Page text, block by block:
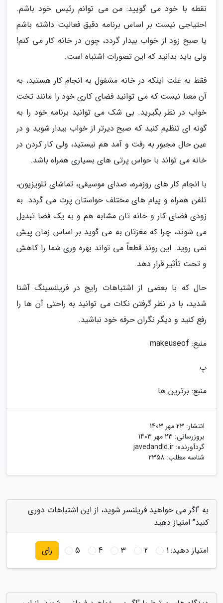
نقطه با خود می گویید: من می توانم رئیس خود باشم.
احتیاجی نیست بر اساس برنامه دقیق فعالیت داشته باشم
یا صبح زود از خواب بیدار گردد، چون در خانه کار می کنم!
ولی باید بدانید که این تصورات اشتباه است.
فقط به علت اینکه در خانه مشغول به انجام کار هستید، به
آن معنا نیست که می توانید فضای کاری خود را مانند تخت
خواب در نظر بگیرید. بی شک می توانید برنامه خود را به
گونه ای تنظیم کنید که صبح دیرتر از خواب بیدار شوید و در
عین حال مجبور به رفت و آمد هم نیستید، ولی کار کردن در
خانه می تواند با حواس پرتی های بسیاری همراه باشد.
با انجام کار های روزمره، صدای موسیقی، تماشای تلویزیون،
تلفن همراه و پیام های مختلف حواستان پرت می گردد. به
زودی فضای کار و خانه تان مشابه هم و به یک فضا تبدیل
می شوند، چرا که مغزتان به می گوید بر اساس زمان پیش
نمی روید. این روند قطعاً می تواند بهره وری شما را کاهش
و تحت تأثیر قرار دهد.
حال که با بعضی از اشتباهات رایج در فریلنسینگ آشنا
شدید، با در نظر گرفتن نکات می توانید به راحتی آن ها را
رفع کنید و دیگر نگران حرفه خود نباشید.
منبع: makeuseof
پ
منبع: برترین ها
انتشار: 23 مهر 1403
بروزرسانی: 23 مهر 1403
گردآورنده: javedandld.ir
شناسه مطلب: 2358
به "اگر می خواهید فریلنسر شوید، از این اشتباهات دوری
کنید" امتیاز دهید
امتیاز دهید:1
2
3
4
5 رای